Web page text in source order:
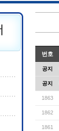
번호
공지
공지
1863
1862
1861